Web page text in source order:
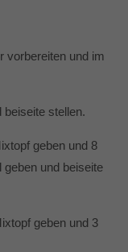
vorbereiten und im
stellen.
geben und 8
und beiseite
geben und 3